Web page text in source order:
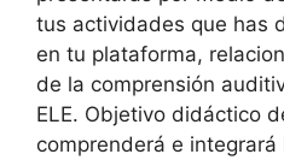
tus actividades que has
en tu plataforma,
de la comprensión
ELE. Objetivo didáctico
comprenderá e integrará